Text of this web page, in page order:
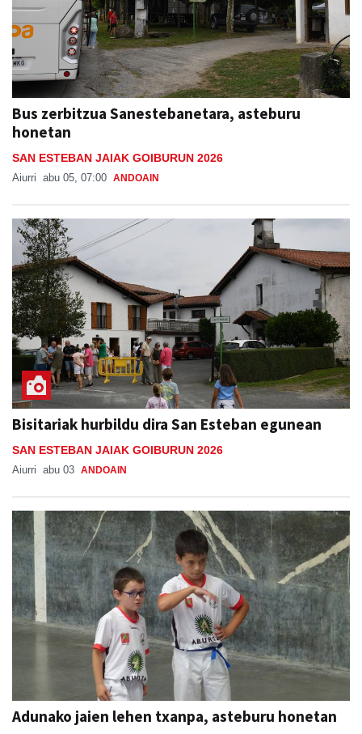
Bus zerbitzua Sanestebanetara, asteburu
honetan
SAN ESTEBAN JAIAK GOIBURUN 2026
Aiurri abu 05, 07:00 ANDOAIN
Bisitariak hurbildu dira San Esteban egunean
SAN ESTEBAN JAIAK GOIBURUN 2026
Aiurri abu 03 ANDOAIN
Adunako jaien lehen txanpa, asteburu honetan